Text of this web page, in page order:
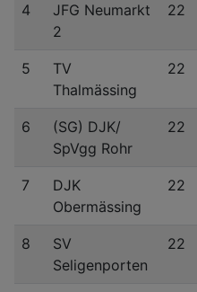
4
JFG Neumarkt
2
22
5
TV
Thalmässing
22
6
(SG) DJK/​
SpVgg Rohr
22
7
DJK
Obermässing
22
8
SV
Seligenporten
22